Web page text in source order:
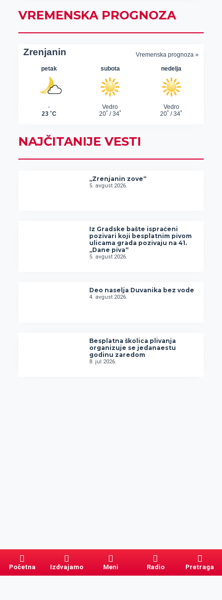
VREMENSKA PROGNOZA
NAJČITANIJE VESTI
„Zrenjanin zove“
5. avgust 2026.
Iz Gradske bašte ispraćeni
pozivari koji besplatnim pivom
ulicama grada pozivaju na 41.
„Dane piva“
5. avgust 2026.
Deo naselja Duvanika bez vode
4. avgust 2026.
Besplatna školica plivanja
organizuje se jedanaestu
godinu zaredom
8. jul 2026.
Početna Izdvajamo Meni Radio Pretraga